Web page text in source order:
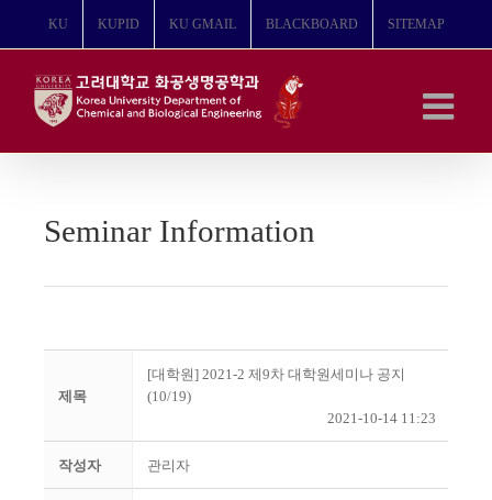
뛰
KU KUPID KU GMAIL BLACKBOARD SITEMAP
Seminar Information
제목
[대학원] 2021-2 제9차 대학원세미나 공지
(10/19)
2021-10-14 11:23
작성자 관리자